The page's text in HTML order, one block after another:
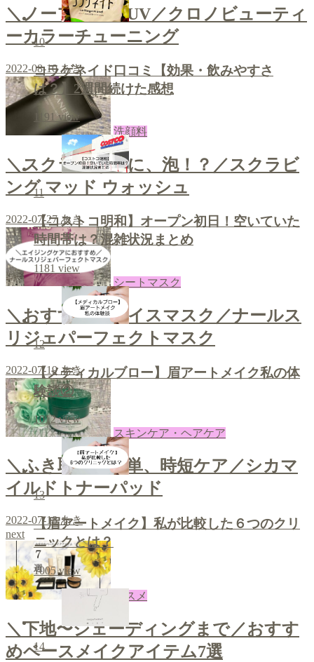
＼ノーファンデUV／クロノビューティ
ーカラーチューニング
2022-08-10 あき
洗顔料
＼スクラブなのに、泡！？／スクラビ
ング マッド ウォッシュ
2022-07-27 あき
シートマスク
＼おすすめフェイスマスク／ナールス
リジェパーフェクトマスク
2022-07-19 あき
スキンケア・ヘアケア
＼ふき取って簡単、時短ケア／シカマ
イルドトナーパッド
2022-07-18 あき
next
コスメ
＼下地〜シェーディングまで／おすす
めベースメイクアイテム7選
10
コラゲネイド口コミ【効果・飲みやすさ
は？】2週間続けた感想
1191view
11
【コストコ明和】オープン初日！空いていた
時間帯は？混雑状況まとめ
1181 view
12
【メディカルブロー】眉アートメイク私の体
験談②
1012view
13
【眉アートメイク】私が比較した６つのクリ
ニックとは？
1005view
14